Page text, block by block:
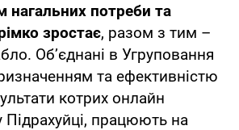
нагальних потреби та
зростає, разом з тим –
Обʼєднані в Угруповання
та ефективністю
котрих онлайн
працюють на